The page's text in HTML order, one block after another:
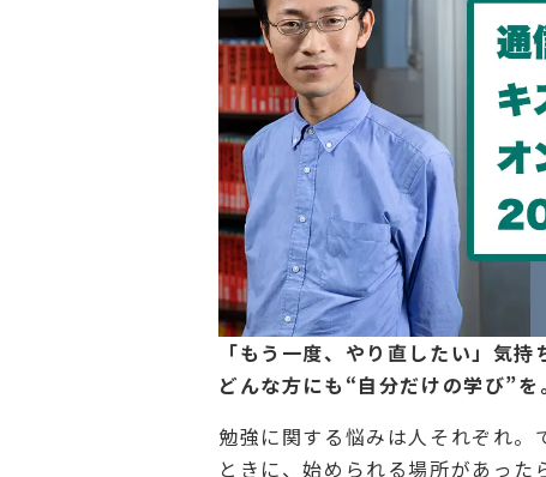
「もう一度、やり直したい」気持
どんな方にも“自分だけの学び”を。
勉強に関する悩みは人それぞれ
ときに、始められる場所があったら